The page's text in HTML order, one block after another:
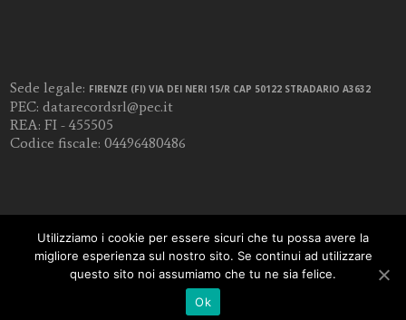
Sede legale: FIRENZE (FI) VIA DEI NERI 15/R CAP 50122 STRADARIO A3632
PEC:datarecordsrl@pec.it
REA: FI - 455505
Codice fiscale: 04496480486
DOTFLORENCE WEB AGENCY
Utilizziamo i cookie per essere sicuri che tu possa avere la
migliore esperienza sul nostro sito. Se continui ad utilizzare
questo sito noi assumiamo che tu ne sia felice.
Ok